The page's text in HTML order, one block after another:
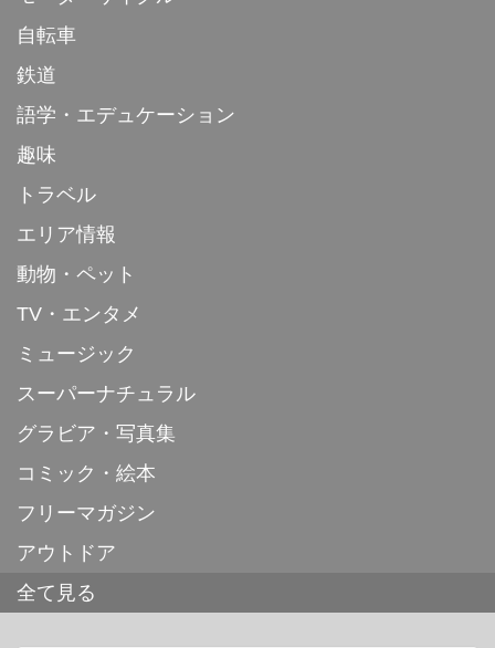
自転車
鉄道
語学・エデュケーション
趣味
トラベル
エリア情報
動物・ペット
TV・エンタメ
ミュージック
スーパーナチュラル
グラビア・写真集
コミック・絵本
フリーマガジン
アウトドア
全て見る